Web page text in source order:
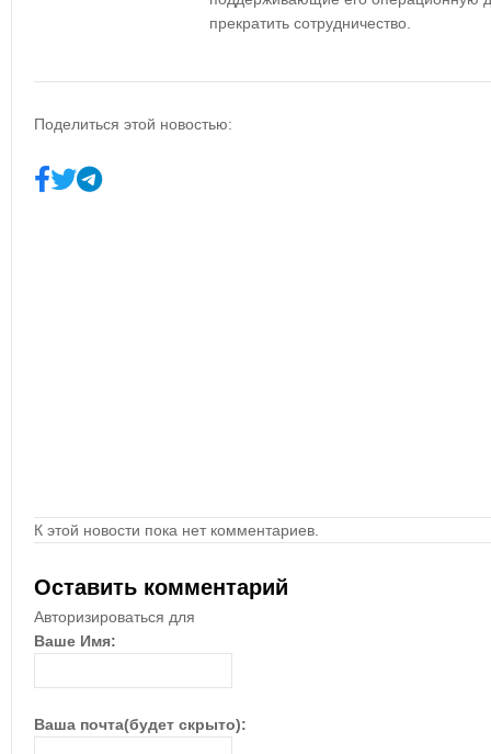
прекратить сотрудничество.
Поделиться этой новостью:
К этой новости пока нет комментариев.
Оставить комментарий
Авторизироваться для
Ваше Имя:
Ваша почта(будет скрыто):